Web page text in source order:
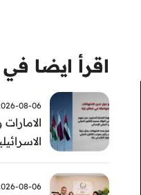
اقرأ ايضا في
08-06 | 12:35
08-06 | 12:31